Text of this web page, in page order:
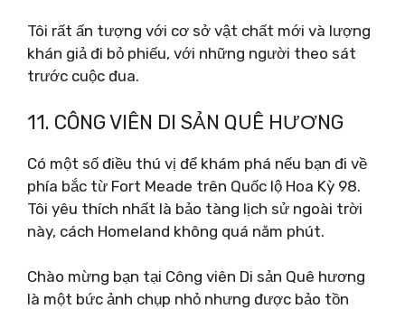
Tôi rất ấn tượng với cơ sở vật chất mới và lượng
khán giả đi bỏ phiếu, với những người theo sát
trước cuộc đua.
11. CÔNG VIÊN DI SẢN QUÊ HƯƠNG
Có một số điều thú vị để khám phá nếu bạn đi về
phía bắc từ Fort Meade trên Quốc lộ Hoa Kỳ 98.
Tôi yêu thích nhất là bảo tàng lịch sử ngoài trời
này, cách Homeland không quá năm phút.
Chào mừng bạn tại Công viên Di sản Quê hương
là một bức ảnh chụp nhỏ nhưng được bảo tồn